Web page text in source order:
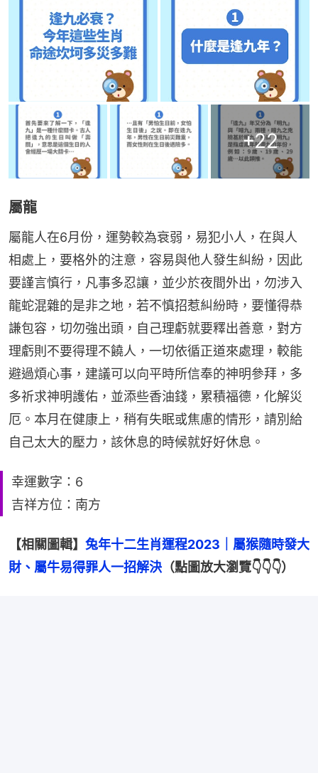
+22
屬龍
屬龍人在6月份，運勢較為衰弱，易犯小人，在與人
相處上，要格外的注意，容易與他人發生糾紛，因此
要謹言慎行，凡事多忍讓，並少於夜間外出，勿涉入
龍蛇混雜的是非之地，若不慎招惹糾紛時，要懂得恭
謙包容，切勿強出頭，自己理虧就要釋出善意，對方
理虧則不要得理不饒人，一切依循正道來處理，較能
避過煩心事，建議可以向平時所信奉的神明參拜，多
多祈求神明護佑，並添些香油錢，累積福德，化解災
厄。本月在健康上，稍有失眠或焦慮的情形，請別給
自己太大的壓力，該休息的時候就好好休息。
幸運數字：6
吉祥方位：南方
【相關圖輯】 兔年十二生肖運程2023｜屬猴隨時發大
財、屬牛易得罪人一招解決 （點圖放大瀏覽👇👇👇）